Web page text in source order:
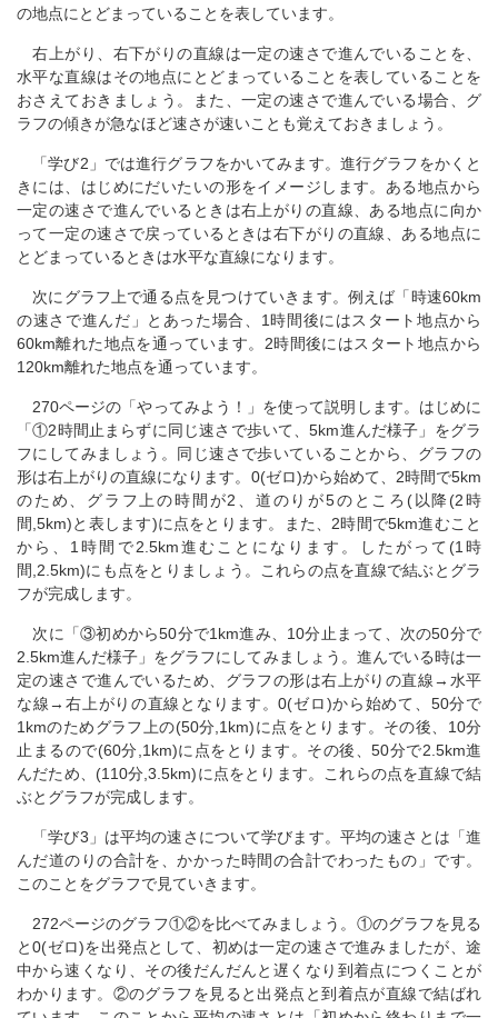
の地点にとどまっていることを表しています。
右上がり、右下がりの直線は一定の速さで進んでいることを、
水平な直線はその地点にとどまっていることを表していることを
おさえておきましょう。また、一定の速さで進んでいる場合、グ
ラフの傾きが急なほど速さが速いことも覚えておきましょう。
「学び2」では進行グラフをかいてみます。進行グラフをかくと
きには、はじめにだいたいの形をイメージします。ある地点から
一定の速さで進んでいるときは右上がりの直線、ある地点に向か
って一定の速さで戻っているときは右下がりの直線、ある地点に
とどまっているときは水平な直線になります。
次にグラフ上で通る点を見つけていきます。例えば「時速60km
の速さで進んだ」とあった場合、1時間後にはスタート地点から
60km離れた地点を通っています。2時間後にはスタート地点から
120km離れた地点を通っています。
270ページの「やってみよう！」を使って説明します。はじめに
「①2時間止まらずに同じ速さで歩いて、5km進んだ様子」をグラ
フにしてみましょう。同じ速さで歩いていることから、グラフの
形は右上がりの直線になります。0(ゼロ)から始めて、2時間で5km
のため、グラフ上の時間が2、道のりが5のところ(以降(2時
間,5km)と表します)に点をとります。また、2時間で5km進むこと
から、1時間で2.5km進むことになります。したがって(1時
間,2.5km)にも点をとりましょう。これらの点を直線で結ぶとグラ
フが完成します。
次に「③初めから50分で1km進み、10分止まって、次の50分で
2.5km進んだ様子」をグラフにしてみましょう。進んでいる時は一
定の速さで進んでいるため、グラフの形は右上がりの直線→水平
な線→右上がりの直線となります。0(ゼロ)から始めて、50分で
1kmのためグラフ上の(50分,1km)に点をとります。その後、10分
止まるので(60分,1km)に点をとります。その後、50分で2.5km進
んだため、(110分,3.5km)に点をとります。これらの点を直線で結
ぶとグラフが完成します。
「学び3」は平均の速さについて学びます。平均の速さとは「進
んだ道のりの合計を、かかった時間の合計でわったもの」です。
このことをグラフで見ていきます。
272ページのグラフ①②を比べてみましょう。①のグラフを見る
と0(ゼロ)を出発点として、初めは一定の速さで進みましたが、途
中から速くなり、その後だんだんと遅くなり到着点につくことが
わかります。②のグラフを見ると出発点と到着点が直線で結ばれ